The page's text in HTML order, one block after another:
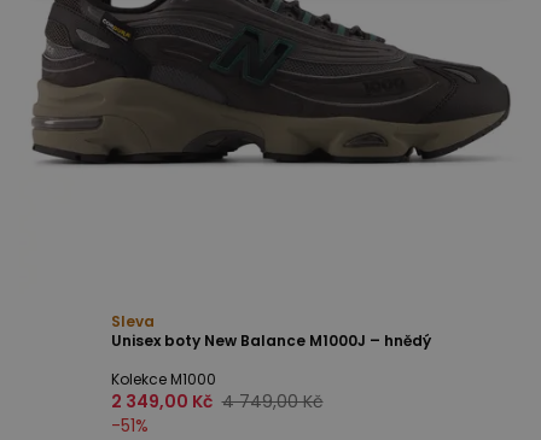
Sleva
Unisex boty New Balance M1000J – hnědý
Kolekce M1000
2 349,00 Kč 4 749,00 Kč
-51%